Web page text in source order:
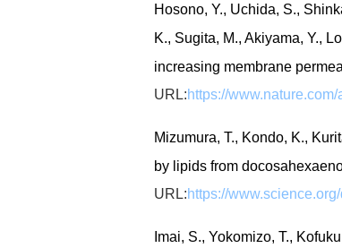
Hosono, Y., Uchida, S.,
K., Sugita, M., Akiyama, Y.,
increasing membrane
URL:https://
Mizumura, T., Kondo, K.,
by lipids from
URL:https://
Imai, S., Yokomizo, T.,